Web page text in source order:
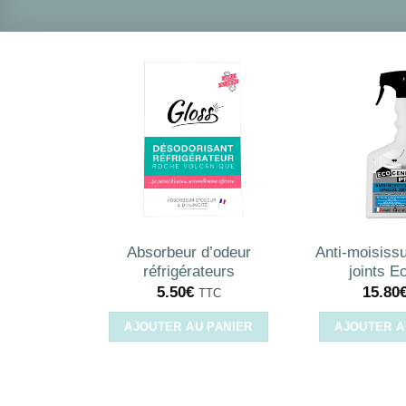
Absorbeur d’odeur
réfrigérateurs
5.50€ TTC
AJOUTER AU PANIER
Anti-
joints
15.80
AJOUTER